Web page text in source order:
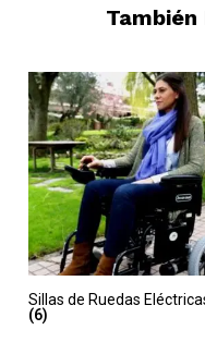
También
Sillas de Ruedas
(6)